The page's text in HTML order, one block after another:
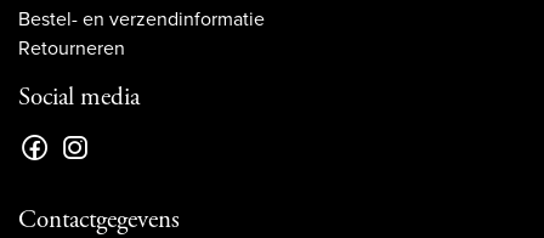
Bestel- en verzendinformatie
Retourneren
Social media
Contactgegevens